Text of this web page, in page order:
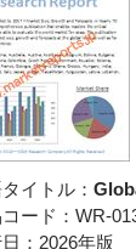
イトル：
ード：WR-
：2026年版